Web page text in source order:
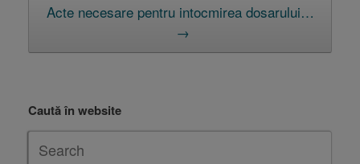
Acte necesare pentru intocmirea dosarului…
→
Caută în website